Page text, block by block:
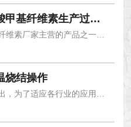
> 河南纤维素厂家介绍羧甲基纤维素生产过程环境介质
羧甲基纤维素钠是河南纤维素厂家主营的产品之一。...
烧结操作
羧甲基纤维素钠特性突出，为了适应各行业的应用，...